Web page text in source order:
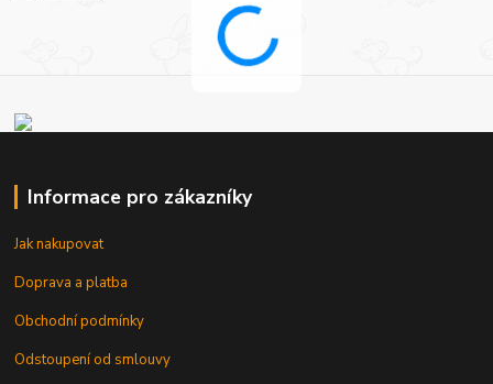
Informace pro zákazníky
Jak nakupovat
Doprava a platba
Obchodní podmínky
Odstoupení od smlouvy